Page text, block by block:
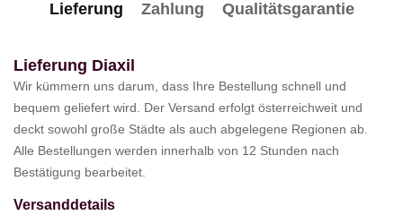
Lieferung Zahlung Qualitätsgarantie
Lieferung Diaxil
Wir kümmern uns darum, dass Ihre Bestellung schnell und
bequem geliefert wird. Der Versand erfolgt österreichweit und
deckt sowohl große Städte als auch abgelegene Regionen ab.
Alle Bestellungen werden innerhalb von 12 Stunden nach
Bestätigung bearbeitet.
Versanddetails